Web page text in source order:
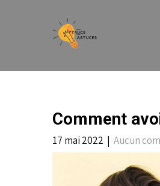
Comment
17 mai 2022 | Aucun